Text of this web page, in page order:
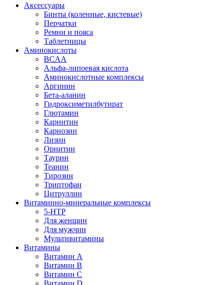
Аксессуары
Бинты (коленные, кистевые)
Перчатки
Ремни и пояса
Таблетницы
Аминокислоты
BCAA
Альфа-липоевая кислота
Аминокислотные комплексы
Аргинин
Бета-аланин
Гидроксиметилбутират
Глютамин
Карнитин
Карнозин
Лизин
Орнитин
Таурин
Теанин
Тирозин
Триптофан
Цитруллин
Витаминно-минеральные комплексы
5-HTP
Для женщин
Для мужчин
Мультивитамины
Витамины
Витамин A
Витамин B
Витамин C
Витамин D